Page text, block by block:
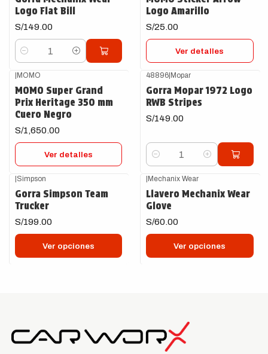
Logo Flat Bill
S/149.00
Cantidad
Logo Amarillo
S/25.00
Ver detalles
|MOMO
MOMO Super Grand
Prix Heritage 350 mm
Cuero Negro
S/1,650.00
Ver detalles
48896|Mopar
Gorra Mopar 1972 Logo
RWB Stripes
S/149.00
Cantidad
|Simpson
Gorra Simpson Team
Trucker
S/199.00
Ver opciones
|Mechanix Wear
Llavero Mechanix Wear
Glove
S/60.00
Ver opciones